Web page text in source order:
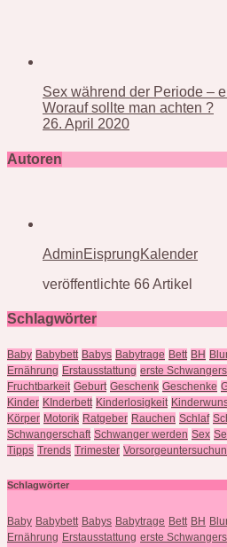
Sex während der Periode –
Worauf sollte man achten ?
26. April 2020
Autoren
AdminEisprungKalender
veröffentlichte 66 Artikel
Schlagwörter
Baby Babybett Babys Babytrage Bett BH
Ernährung Erstausstattung erste
Fruchtbarkeit Geburt Geschenk Geschenke
Kinder KInderbett Kinderlosigkeit
Körper Motorik Ratgeber Rauchen Schlaf
Schwangerschaft Schwanger werden Sex
Tipps Trends Trimester
Schlagwörter
Baby Babybett Babys Babytrage Bett BH
Ernährung Erstausstattung erste